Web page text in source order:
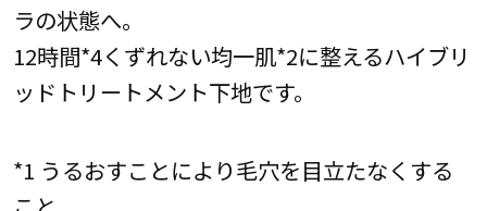
ラの状態へ。
12時間*4くずれない均一肌*2に整えるハイブリ
ッドトリートメント下地です。
*1 うるおすことにより毛穴を目立たなくする